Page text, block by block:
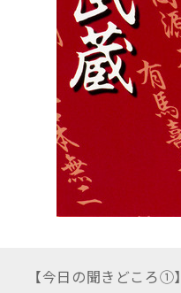
【今日の聞きどころ